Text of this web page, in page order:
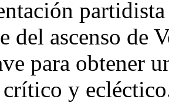
del ascenso de
para obtener
y